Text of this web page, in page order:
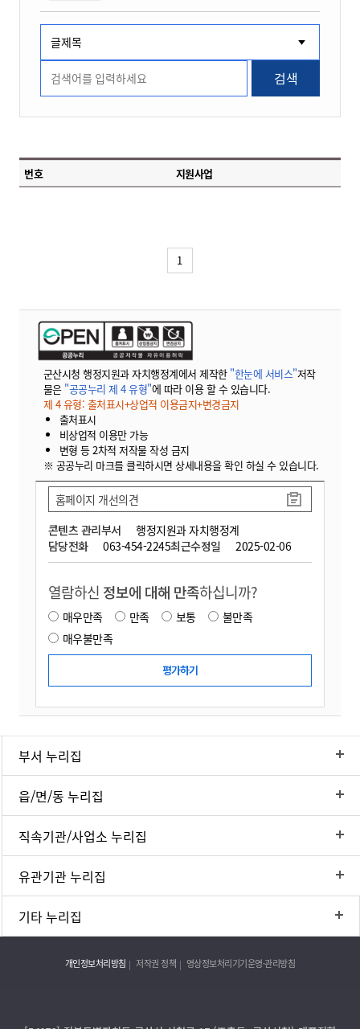
검색
번호 지원사업
1
군산시청 행정지원과 자치행정계에서 제작한 "한눈에 서비스"저작
물은 "공공누리 제 4 유형"에 따라 이용 할 수 있습니다.
제 4 유형: 출처표시+상업적 이용금지+변경금지
출처표시
비상업적 이용만 가능
변형 등 2차적 저작물 작성 금지
※ 공공누리 마크를 클릭하시면 상세내용을 확인 하실 수 있습니다.
콘텐츠 관리부서
행정지원과 자치행정계
담당전화
063-454-2245최근수정일 2025-02-06
홈페이지 개선의견
열람하신 정보에 대해 만족하십니까?
매우만족 만족 보통
불만족
매우불만족
부서 누리집
읍/면/동 누리집
직속기관/사업소 누리집
유관기관 누리집
기타 누리집
개인정보처리방침 저작권 정책 영상정보처리기기운영·관리방침